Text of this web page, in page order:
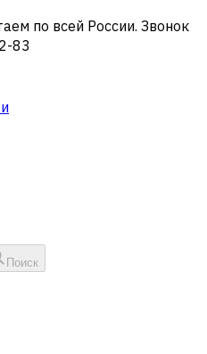
по всей России. Звонок
83
Поиск